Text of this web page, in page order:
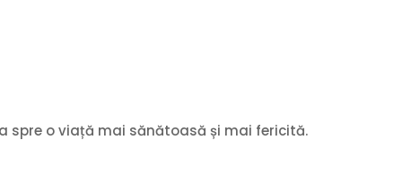
spre o viață mai sănătoasă și mai fericită.